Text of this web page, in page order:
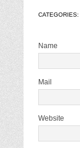
CATEGORIES:
Name
Mail
Website